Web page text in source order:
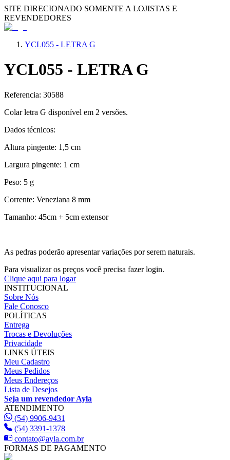
SITE DIRECIONADO SOMENTE A LOJISTAS E
REVENDEDORES
YCL055 - LETRA G
YCL055 - LETRA G
Referencia: 30588
Colar letra G disponível em 2 versões.
Dados técnicos:
Altura pingente: 1,5 cm
Largura pingente: 1 cm
Peso: 5 g
Corrente: Veneziana 8 mm
Tamanho: 45cm + 5cm extensor
As pedras poderão apresentar variações por serem naturais.
Para visualizar os preços você precisa fazer login.
Clique aqui para logar
INSTITUCIONAL
Sobre Nós
Fale Conosco
POLÍTICAS
Entrega
Trocas e Devoluções
Privacidade
LINKS ÚTEIS
Meu Cadastro
Meus Pedidos
Meus Endereços
Lista de Desejos
Seja um revendedor Ayla
ATENDIMENTO
(54) 9906-9431
(54) 3391-1378
contato@ayla.com.br
FORMAS DE PAGAMENTO